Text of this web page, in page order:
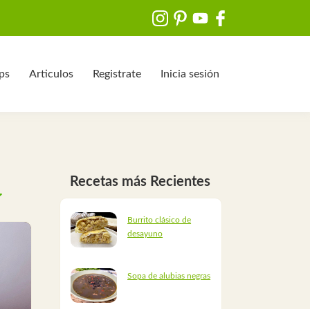
Articulos Registrate Inicia sesión
Recetas más Recientes
Burrito clásico de
desayuno
Sopa de alubias negras